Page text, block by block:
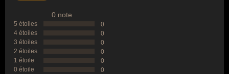
0 note
5 étoiles
0
4 étoiles
0
3 étoiles
0
2 étoiles
0
1 étoile
0
0 étoile
0